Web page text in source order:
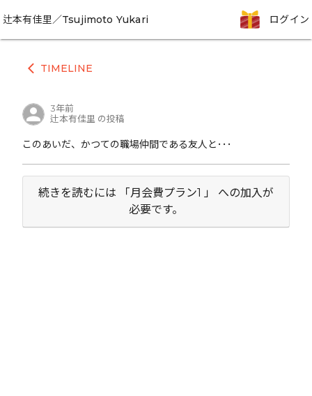
辻本有佳里／Tsujimoto Yukari ログイン
arrow_back_ios TIMELINE
3年前
辻本有佳里 の投稿
このあいだ、かつての職場仲間である友人と･･･
続きを読むには 「月会費プラン1 」 への加入が
必要です。